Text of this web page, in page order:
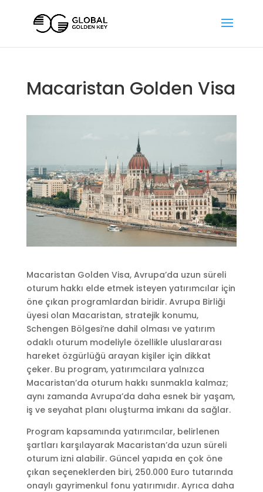
Macaristan Golden Visa
Macaristan Golden Visa, Avrupa’da uzun süreli
oturum hakkı elde etmek isteyen yatırımcılar için
öne çıkan programlardan biridir. Avrupa Birliği
üyesi olan Macaristan, stratejik konumu,
Schengen Bölgesi’ne dahil olması ve yatırım
odaklı oturum modeliyle özellikle uluslararası
hareket özgürlüğü arayan kişiler için dikkat
çeker. Bu program, yatırımcılara yalnızca
Macaristan’da oturum hakkı sunmakla kalmaz;
aynı zamanda Avrupa’da daha esnek bir yaşam,
iş ve seyahat planı oluşturma imkanı da sağlar.
Program kapsamında yatırımcılar, belirlenen
şartları karşılayarak Macaristan’da uzun süreli
oturum izni alabilir. Güncel yapıda en çok öne
çıkan seçeneklerden biri, 250.000 Euro tutarında
onaylı gayrimenkul fonu yatırımıdır. Ayrıca daha